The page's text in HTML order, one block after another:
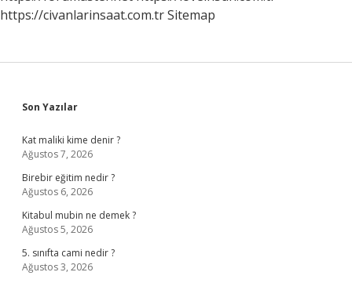
https://civanlarinsaat.com.trSitemap
Sidebar
Son Yazılar
Kat maliki kime denir ?
Ağustos 7, 2026
Birebir eğitim nedir ?
Ağustos 6, 2026
Kitabul mubin ne demek ?
Ağustos 5, 2026
5. sınıfta cami nedir ?
Ağustos 3, 2026